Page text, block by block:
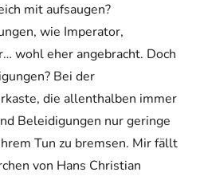
mit aufsaugen?
wie Imperator,
wohl eher angebracht. Doch
Bei der
die allenthalben immer
Beleidigungen nur geringe
Tun zu bremsen. Mir fällt
von Hans Christian